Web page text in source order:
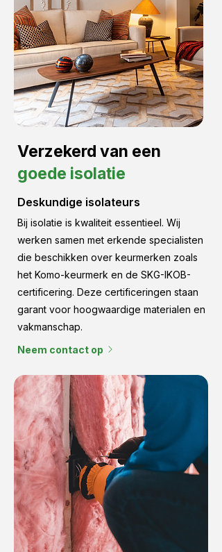
Verzekerd van een
goede isolatie
Deskundige isolateurs
Bij isolatie is kwaliteit essentieel. Wij
werken samen met erkende specialisten
die beschikken over keurmerken zoals
het Komo-keurmerk en de SKG-IKOB-
certificering. Deze certificeringen staan
garant voor hoogwaardige materialen en
vakmanschap.
Neem contact op